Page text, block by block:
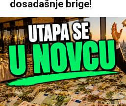
dosadašnje brige!